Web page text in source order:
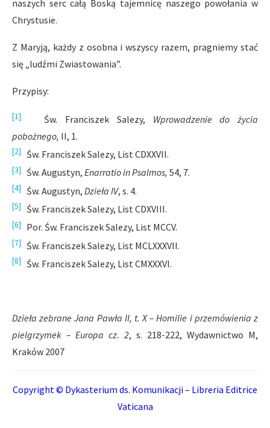
naszych serc całą Boską tajemnicę naszego powołania w
Chrystusie.
Z Maryją, każdy z osobna i wszyscy razem, pragniemy stać
się „ludźmi Zwiastowania”.
Przypisy:
[1] Św. Franciszek Salezy, Wprowadzenie do życia
pobożnego, II, 1.
[2] Św. Franciszek Salezy, List CDXXVII.
[3] Św. Augustyn, Enarratio in Psalmos, 54, 7.
[4] Św. Augustyn, Dzieła IV, s. 4.
[5] Św. Franciszek Salezy, List CDXVIII.
[6] Por. Św. Franciszek Salezy, List MCCV.
[7] Św. Franciszek Salezy, List MCLXXXVII.
[8] Św. Franciszek Salezy, List CMXXXVI.
Dzieła zebrane Jana Pawła II, t. X – Homilie i przemówienia z
pielgrzymek – Europa cz. 2, s. 218-222, Wydawnictwo M,
Kraków 2007
Copyright © Dykasterium ds. Komunikacji – Libreria Editrice
Vaticana